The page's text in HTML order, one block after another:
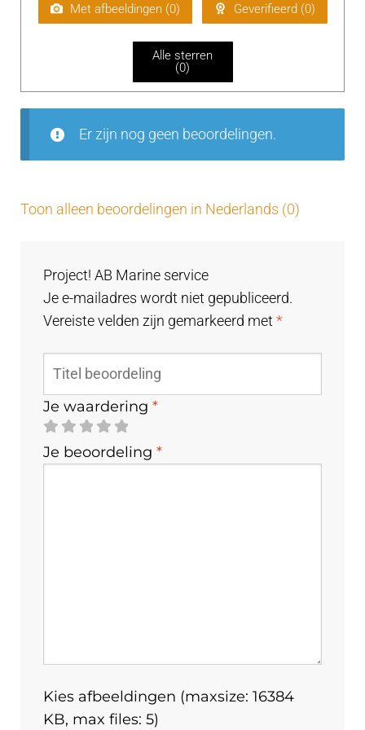
uit
Met afbeeldingen (0) Geverifieerd (0)
Alle sterren
(0)
Er zijn nog geen beoordelingen.
Toon alleen beoordelingen in Nederlands (0)
Project! AB Marine service
Je e-mailadres wordt niet gepubliceerd.
Vereiste velden zijn gemarkeerd met*
Je waardering*
Je beoordeling*
Kies afbeeldingen (maxsize: 16384
KB, max files: 5)